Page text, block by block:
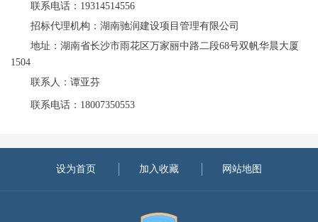
联系电话： 19314514556
招标代理机构： 湖南驰润建设项目管理有限公司
地址： 湖南省长沙市雨花区万家丽中路二段68号双帆华晨大厦
1504
联系人： 谭亚芬
联系电话： 18007350553
设为首页 加入收藏 网站地图